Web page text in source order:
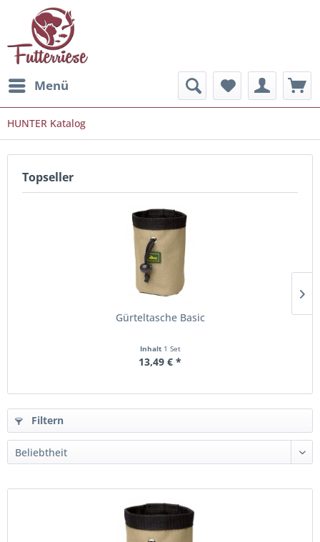
Menü
HUNTER Katalog
Topseller
Gürteltasche Basic
Inhalt 1 Set
13,49 € *
Filtern